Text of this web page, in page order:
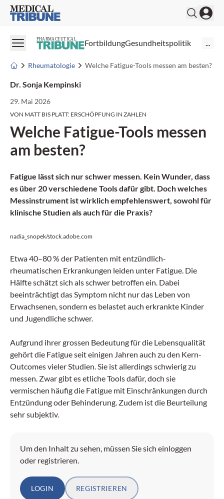
Medical Tribune
PHARMACEUTICAL FortbildungGesundheitspolitik ...
Rheumatologie Welche Fatigue-Tools messen am besten?
Dr. Sonja Kempinski
29. Mai 2026
VON MATT BIS PLATT: ERSCHÖPFUNG IN ZAHLEN
Welche Fatigue-Tools messen
am besten?
Fatigue lässt sich nur schwer messen. Kein Wunder, dass
es über 20 verschiedene Tools dafür gibt. Doch welches
Messinstrument ist wirklich empfehlenswert, sowohl für
klinische Studien als auch für die Praxis?
nadia_snopek/stock.adobe.com
Etwa 40–80 % der Patienten mit entzündlich-
rheumatischen Erkrankungen leiden unter Fatigue. Die
Hälfte schätzt sich als schwer betroffen ein. Dabei
beeinträchtigt das Symptom nicht nur das Leben von
Erwachsenen, sondern es belastet auch erkrankte Kinder
und Jugendliche schwer.
Aufgrund ihrer grossen Bedeutung für die Lebensqualität
gehört die Fatigue seit einigen Jahren auch zu den Kern-
Outcomes vieler Studien. Sie ist allerdings schwierig zu
messen. Zwar gibt es etliche Tools dafür, doch sie
vermischen häufig die Fatigue mit Einschränkungen durch
Entzündung oder Behinderung. Zudem ist die Beurteilung
sehr subjektiv.
Um den Inhalt zu sehen, müssen Sie sich einloggen
oder registrieren.
LOGIN REGISTRIEREN